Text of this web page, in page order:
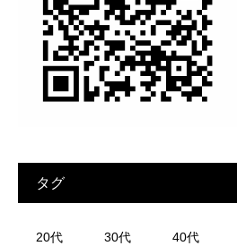
タグ
20代 30代 40代